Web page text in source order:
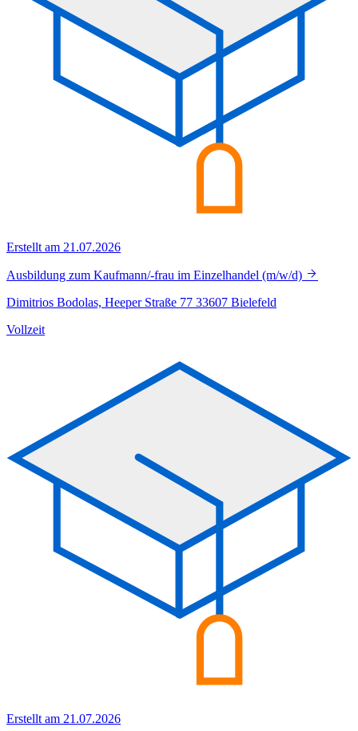
Erstellt am 21.07.2026
Ausbildung zum Kaufmann/-frau im Einzelhandel (m/w/d)
Dimitrios Bodolas, Heeper Straße 77 33607 Bielefeld
Vollzeit
Erstellt am 21.07.2026